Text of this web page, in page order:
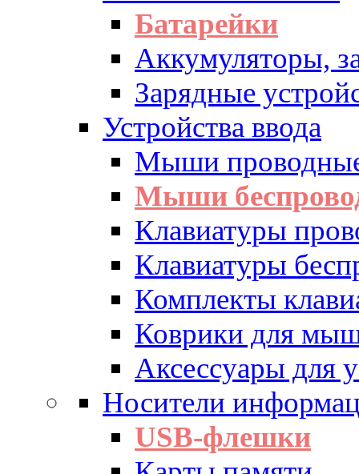
Батарейки
Аккумуляторы,
Зарядные
Устройства ввода
Мыши
Мыши
Клавиатуры
Клавиатуры
Комплекты
Коврики для
Аксессуары для
Носители
USB-флешки